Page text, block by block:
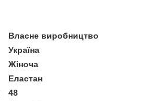
Власне виробництво
Україна
Жіноча
Еластан
48